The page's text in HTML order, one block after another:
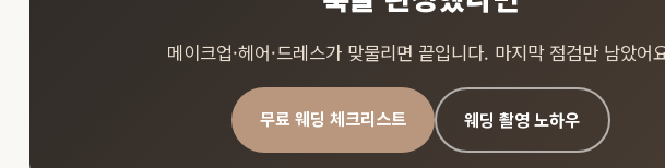
메이크업·헤어·드레스가 맞물리면 끝입니다. 마지막 점검만 남았어
무료 웨딩 체크리스트 웨딩 촬영 노하우